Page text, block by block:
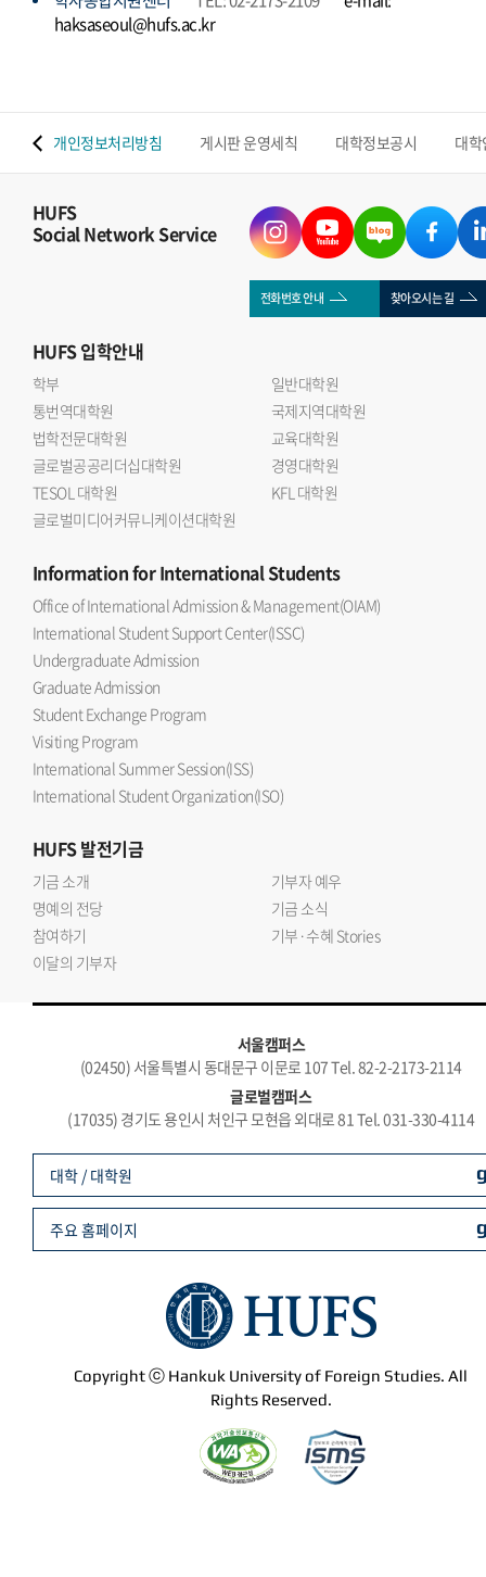
haksaseoul@hufs.ac.kr
개인정보처리방침 게시판 운영세칙 대학정보공시 대
HUFS
Social Network Service
전화번호 안내 찾아오시는 길
HUFS입학안내
학부
일반대학원
통번역대학원
국제지역대학원
법학전문대학원
교육대학원
글로벌공공리더십대학원
경영대학원
TESOL 대학원
KFL 대학원
글로벌미디어커뮤니케이션대학원
Informationfor International Students
Office of International Admission & Management(OIAM)
International Student Support Center(ISSC)
Undergraduate Admission
Graduate Admission
Student Exchange Program
Visiting Program
International Summer Session(ISS)
International Student Organization(ISO)
HUFS발전기금
기금 소개
기부자 예우
명예의 전당
기금 소식
참여하기
기부·수혜 Stories
이달의 기부자
서울캠퍼스
(02450) 서울특별시 동대문구 이문로 107 Tel. 82-2-2173-2114
글로벌캠퍼스
(17035) 경기도 용인시 처인구 모현읍 외대로 81 Tel. 031-330-4114
Copyright ⓒ Hankuk University of Foreign Studies. All
Rights Reserved.
대학 / 대학원
주요 홈페이지